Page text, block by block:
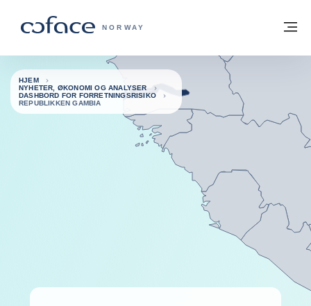
COFACE FOR TRADE - HJEMMESIDE
NORWAY
Tilbake til hjemmesiden
HJEM
NYHETER, ØKONOMI OG ANALYSER
DASHBORD FOR FORRETNINGSRISIKO
REPUBLIKKEN GAMBIA